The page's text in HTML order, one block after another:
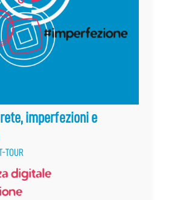
rete, imperfezioni e
TOUR
digitale